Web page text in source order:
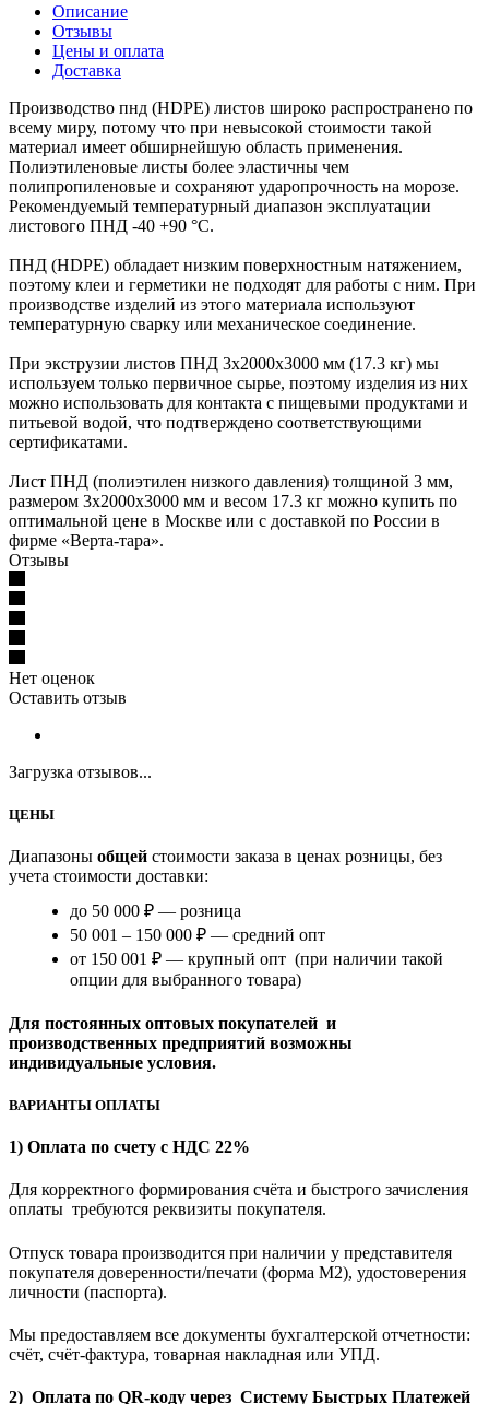
Описание
Отзывы
Цены и оплата
Доставка
Производство пнд (HDPE) листов широко распространено по
всему миру, потому что при невысокой стоимости такой
материал имеет обширнейшую область применения.
Полиэтиленовые листы более эластичны чем
полипропиленовые и сохраняют ударопрочность на морозе.
Рекомендуемый температурный диапазон эксплуатации
листового ПНД -40 +90 °C.
ПНД (HDPE) обладает низким поверхностным натяжением,
поэтому клеи и герметики не подходят для работы с ним. При
производстве изделий из этого материала используют
температурную сварку или механическое соединение.
При экструзии листов ПНД 3х2000х3000 мм (17.3 кг) мы
используем только первичное сырье, поэтому изделия из них
можно использовать для контакта с пищевыми продуктами и
питьевой водой, что подтверждено соответствующими
сертификатами.
Лист ПНД (полиэтилен низкого давления) толщиной 3 мм,
размером 3х2000х3000 мм и весом 17.3 кг можно купить по
оптимальной цене в Москве или с доставкой по России в
фирме «Верта-тара».
Отзывы
Нет оценок
Оставить отзыв
Загрузка отзывов...
ЦЕНЫ
Диапазоны общей стоимости заказа в ценах розницы, без
учета стоимости доставки:
до 50 000 ₽ — розница
50 001 – 150 000 ₽ — средний опт
от 150 001 ₽ — крупный опт (при наличии такой
опции для выбранного товара)
Для постоянных оптовых покупателей и
производственных предприятий возможны
индивидуальные условия.
ВАРИАНТЫ ОПЛАТЫ
1) Оплата по счету с НДС 22%
Для корректного формирования счёта и быстрого зачисления
оплаты требуются реквизиты покупателя.
Отпуск товара производится при наличии у представителя
покупателя доверенности/печати (форма M2), удостоверения
личности (паспорта).
Мы предоставляем все документы бухгалтерской отчетности:
счёт, счёт-фактура, товарная накладная или УПД.
2) Оплата по QR-коду через Систему Быстрых Платежей